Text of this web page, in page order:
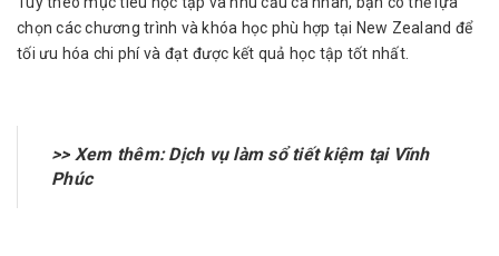
chọn các chương trình và khóa học phù hợp tại New Zealand để
tối ưu hóa chi phí và đạt được kết quả học tập tốt nhất.
>> Xem thêm:Dịch vụ làm sổ tiết kiệm tại Vĩnh
Phúc